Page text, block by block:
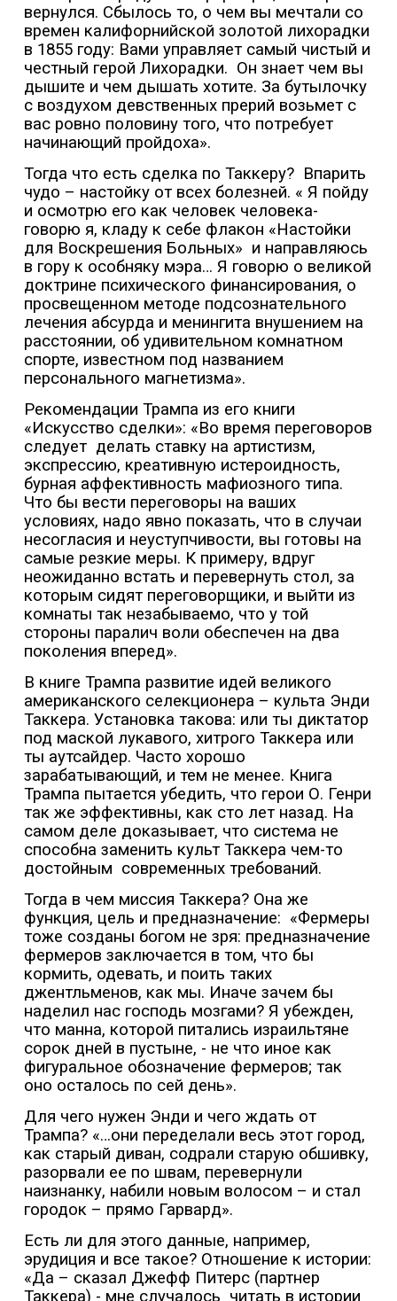
вернулся. Сбылось то, о чем вы мечтали со
времен калифорнийской золотой лихорадки
в 1855 году: Вами управляет самый чистый и
честный герой Лихорадки. Он знает чем вы
дышите и чем дышать хотите. За бутылочку
с воздухом девственных прерий возьмет с
вас ровно половину того, что потребует
начинающий пройдоха».
Тогда что есть сделка по Таккеру? Впарить
чудо – настойку от всех болезней. « Я пойду
и осмотрю его как человек человека-
говорю я, кладу к себе флакон «Настойки
для Воскрешения Больных» и направляюсь
в гору к особняку мэра… Я говорю о великой
доктрине психического финансирования, о
просвещенном методе подсознательного
лечения абсурда и менингита внушением на
расстоянии, об удивительном комнатном
спорте, известном под названием
персонального магнетизма».
Рекомендации Трампа из его книги
«Искусство сделки»: «Во время переговоров
следует делать ставку на артистизм,
экспрессию, креативную истероидность,
бурная аффективность мафиозного типа.
Что бы вести переговоры на ваших
условиях, надо явно показать, что в случаи
несогласия и неуступчивости, вы готовы на
самые резкие меры. К примеру, вдруг
неожиданно встать и перевернуть стол, за
которым сидят переговорщики, и выйти из
комнаты так незабываемо, что у той
стороны паралич воли обеспечен на два
поколения вперед».
В книге Трампа развитие идей великого
американского селекционера – культа Энди
Таккера. Установка такова: или ты диктатор
под маской лукавого, хитрого Таккера или
ты аутсайдер. Часто хорошо
зарабатывающий, и тем не менее. Книга
Трампа пытается убедить, что герои О. Генри
так же эффективны, как сто лет назад. На
самом деле доказывает, что система не
способна заменить культ Таккера чем-то
достойным современных требований.
Тогда в чем миссия Таккера? Она же
функция, цель и предназначение: «Фермеры
тоже созданы богом не зря: предназначение
фермеров заключается в том, что бы
кормить, одевать, и поить таких
джентльменов, как мы. Иначе зачем бы
наделил нас господь мозгами? Я убежден,
что манна, которой питались израильтяне
сорок дней в пустыне, - не что иное как
фигуральное обозначение фермеров; так
оно осталось по сей день».
Для чего нужен Энди и чего ждать от
Трампа? «…они переделали весь этот город,
как старый диван, содрали старую обшивку,
разорвали ее по швам, перевернули
наизнанку, набили новым волосом – и стал
городок – прямо Гарвард».
Есть ли для этого данные, например,
эрудиция и все такое? Отношение к истории:
«Да – сказал Джефф Питерс (партнер
Таккера) - мне случалось читать в истории